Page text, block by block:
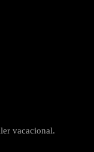
vacacional.